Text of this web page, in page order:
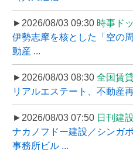
►2026/08/03 09:30 時事ド
伊勢志摩を核とした「空の
動産 ...
►2026/08/03 08:30 全国賃
リアルエステート、不動産
►2026/08/03 07:50 日刊建
ナカノフドー建設／シンガ
事務所ビル ...